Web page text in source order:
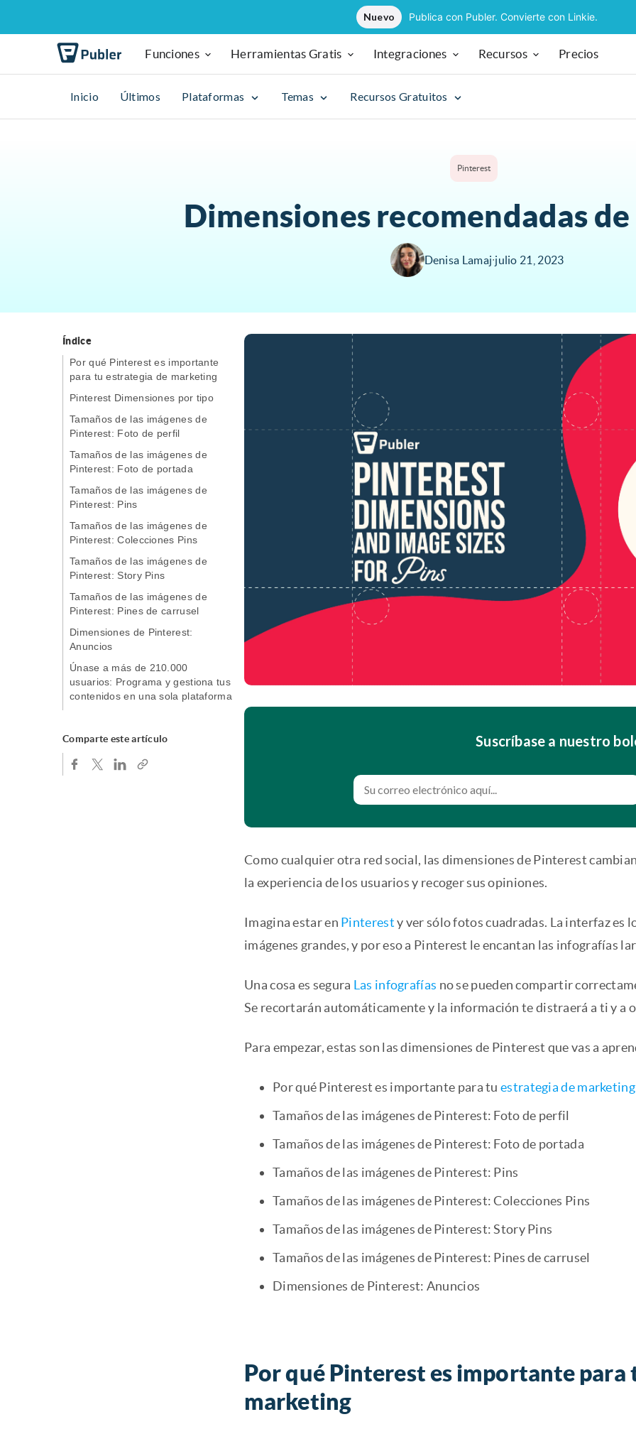
Nuevo Publica con Publer. Convierte con Linkie.
Funciones Herramientas Gratis Integraciones Recursos Precios
Inicio Últimos Plataformas Temas Recursos Gratuitos
Pinterest
Dimensiones recomendadas
Denisa Lamaj∙julio 21, 2023
Índice
Por qué Pinterest es importante
para tu estrategia de marketing
Pinterest Dimensiones por tipo
Tamaños de las imágenes de
Pinterest: Foto de perfil
Tamaños de las imágenes de
Pinterest: Foto de portada
Tamaños de las imágenes de
Pinterest: Pins
Tamaños de las imágenes de
Pinterest: Colecciones Pins
Tamaños de las imágenes de
Pinterest: Story Pins
Tamaños de las imágenes de
Pinterest: Pines de carrusel
Dimensiones de Pinterest:
Anuncios
Únase a más de 210.000
usuarios: Programa y gestiona tus
contenidos en una sola plataforma
Comparte este artículo Suscríbase a nuestro
Como cualquier otra red social, las dimensiones de Pinterest
la experiencia de los usuarios y recoger sus opiniones.
Imagina estar en Pinteresty ver sólo fotos cuadradas. La interfaz es
imágenes grandes, y por eso a Pinterest le encantan las infografías
Una cosa es segura Las infografías no se pueden compartir
Se recortarán automáticamente y la información te distraerá a ti y a
Para empezar, estas son las dimensiones de Pinterest que vas a
Por qué Pinterest es importante para tu estrategia de marketing
Tamaños de las imágenes de Pinterest: Foto de perfil
Tamaños de las imágenes de Pinterest: Foto de portada
Tamaños de las imágenes de Pinterest: Pins
Tamaños de las imágenes de Pinterest: Colecciones Pins
Tamaños de las imágenes de Pinterest: Story Pins
Tamaños de las imágenes de Pinterest: Pines de carrusel
Dimensiones de Pinterest: Anuncios
Por qué Pinterest es importante para
marketing